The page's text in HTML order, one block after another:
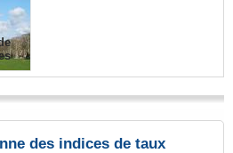
des indices de taux